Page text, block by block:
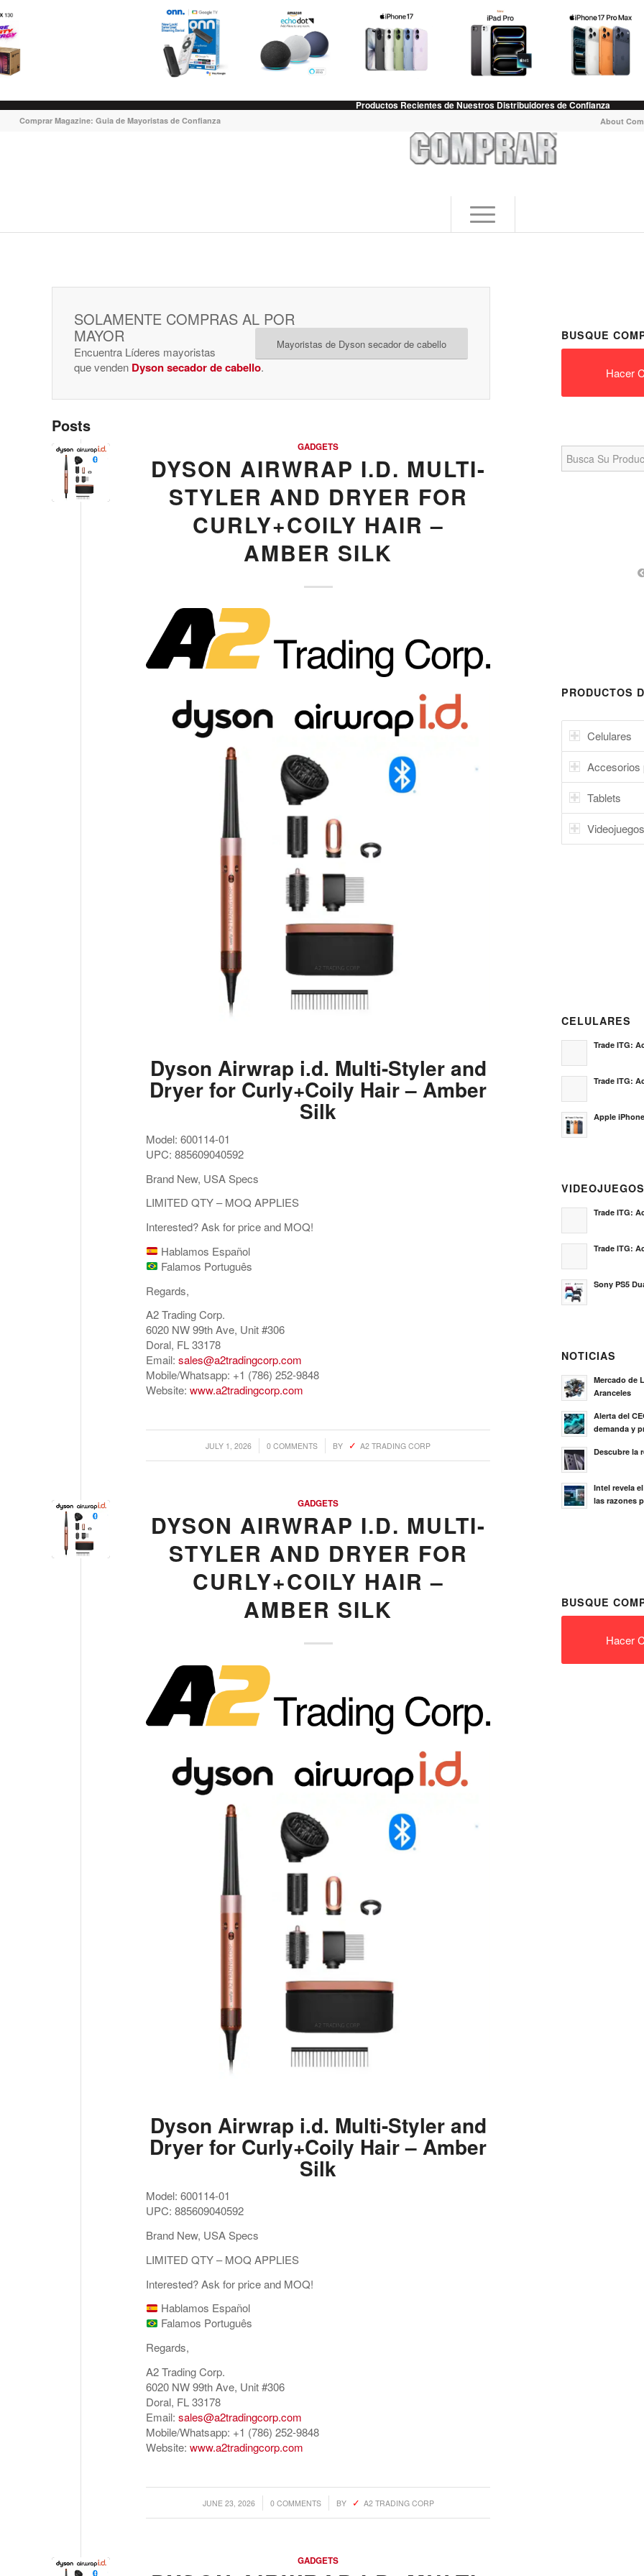
Productos Recientes de Nuestros Distribuidores de Confianza
About
Comprar Magazine: Guia de Mayoristas de Confianza
SOLAMENTE COMPRAS AL POR
MAYOR
Encuentra Líderes mayoristas
que venden Dyson secador de cabello.
Mayoristas de Dyson secador de cabello
Posts
GADGETS
DYSON AIRWRAP I.D. MULTI-
STYLER AND DRYER FOR
CURLY+COILY HAIR –
AMBER SILK
Dyson Airwrap i.d. Multi-Styler and
Dryer for Curly+Coily Hair – Amber
Silk
Model: 600114-01
UPC: 885609040592
Brand New, USA Specs
LIMITED QTY – MOQ APPLIES
Interested? Ask for price and MOQ!
Hablamos Español
Falamos Português
Regards,
A2 Trading Corp.
6020 NW 99th Ave, Unit #306
Doral, FL 33178
Email: sales@a2tradingcorp.com
Mobile/Whatsapp: +1 (786) 252-9848
Website: www.a2tradingcorp.com
JULY 1, 2026
/ 0 COMMENTS
/ BY A2 TRADING CORP
GADGETS
DYSON AIRWRAP I.D. MULTI-
STYLER AND DRYER FOR
CURLY+COILY HAIR –
AMBER SILK
Dyson Airwrap i.d. Multi-Styler and
Dryer for Curly+Coily Hair – Amber
Silk
Model: 600114-01
UPC: 885609040592
Brand New, USA Specs
LIMITED QTY – MOQ APPLIES
Interested? Ask for price and MOQ!
Hablamos Español
Falamos Português
Regards,
A2 Trading Corp.
6020 NW 99th Ave, Unit #306
Doral, FL 33178
Email: sales@a2tradingcorp.com
Mobile/Whatsapp: +1 (786) 252-9848
Website: www.a2tradingcorp.com
JUNE 23, 2026
/ 0 COMMENTS
/ BY A2 TRADING CORP
GADGETS
BUSQUE
Hacer
Search
for:
PRODUCTOS
Celulares
Accesorios
Tablets
Videojuegos
CELULARES
Trade ITG:
Trade ITG:
Apple
VIDEOJUEGOS
Trade ITG:
Trade ITG:
Sony PS5
NOTICIAS
Mercado de
Aranceles
Alerta del
demanda y
Descubre la
Intel revela
las razones
BUSQUE
Hacer